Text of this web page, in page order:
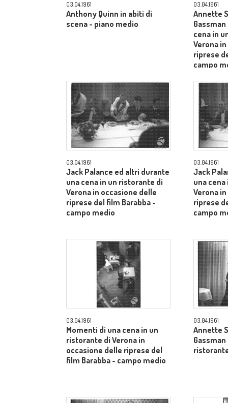
03.04.1961
Anthony Quinn in abiti di
scena - piano medio
03.04.1961
Annette
cena in
Verona
riprese
campo
03.04.1961
Jack Palance ed altri durante
una cena in un ristorante di
Verona in occasione delle
riprese del film Barabba -
campo medio
03.04.1961
Jack
una
Verona
riprese
campo
03.04.1961
Momenti di una cena in un
ristorante di Verona in
occasione delle riprese del
film Barabba - campo medio
03.04.1961
Annette